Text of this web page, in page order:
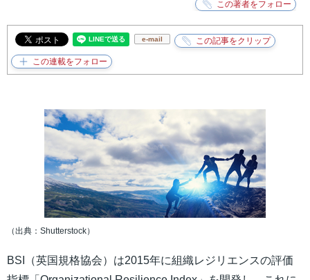
e-mail
（出典：Shutterstock）
BSI（英国規格協会）は2015年に組織レジリエンスの評価